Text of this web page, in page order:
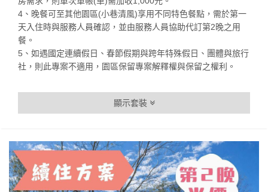
4、晚餐可至其他園區(小巷清風)享用不同特色餐點，需於第一
天入住時與服務人員確認，並由服務人員協助代訂第2晚之用
餐。
5、如遇國定連續假日、春節假期與跨年特殊假日、團體與旅行
社，則此專案不適用，園區保留專案解釋權與保留之權利。
顯示套裝